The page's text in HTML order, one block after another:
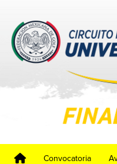
Convocatoria